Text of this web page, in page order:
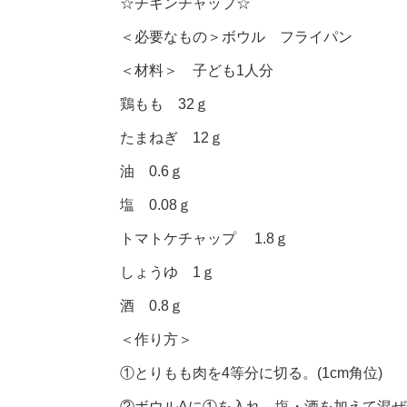
☆チキンチャップ☆
＜必要なもの＞ボウル フライパン
＜材料＞ 子ども1人分
鶏もも 32ｇ
たまねぎ 12ｇ
油 0.6ｇ
塩 0.08ｇ
トマトケチャップ 1.8ｇ
しょうゆ 1ｇ
酒 0.8ｇ
＜作り方＞
①とりもも肉を4等分に切る。(1cm角位)